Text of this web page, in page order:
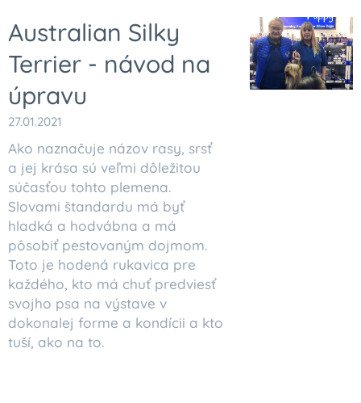
Australian Silky
Terrier - návod na
úpravu
27.01.2021
Ako naznačuje názov rasy, srsť
a jej krása sú veľmi dôležitou
súčasťou tohto plemena.
Slovami štandardu má byť
hladká a hodvábna a má
pôsobiť pestovaným dojmom.
Toto je hodená rukavica pre
každého, kto má chuť predviesť
svojho psa na výstave v
dokonalej forme a kondícii a kto
tuší, ako na to.